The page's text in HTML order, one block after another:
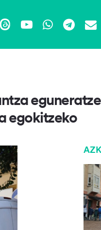
ThreadsYouTubeWhatsApp
egokitzeko